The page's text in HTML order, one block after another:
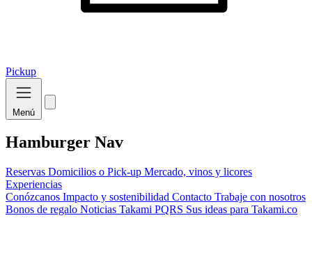
Pickup
Menú
Hamburger Nav
Reservas Domicilios o Pick-up Mercado, vinos y licores
Experiencias
Conózcanos Impacto y sostenibilidad Contacto Trabaje con nosotros
Bonos de regalo Noticias Takami PQRS Sus ideas para Takami.co